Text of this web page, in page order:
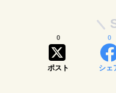
ポスト
0
シェ
0